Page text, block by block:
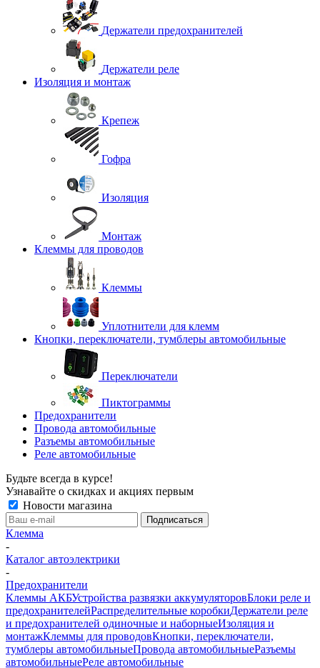
Держатели предохранителей
Держатели реле
Изоляция и монтаж
Крепеж
Гофра
Изоляция
Монтаж
Клеммы для проводов
Клеммы
Уплотнители для клемм
Кнопки, переключатели, тумблеры автомобильные
Переключатели
Пиктограммы
Предохранители
Провода автомобильные
Разъемы автомобильные
Реле автомобильные
Будьте всегда в курсе!
Узнавайте о скидках и акциях первым
Новости магазина
Клемма
-
Каталог автоэлектрики
-
Предохранители
Клеммы АКБУстройства развязки аккумуляторовБлоки реле и
предохранителейРаспределительные коробкиДержатели реле
и предохранителей одиночные и наборныеИзоляция и
монтажКлеммы для проводовКнопки, переключатели,
тумблеры автомобильныеПровода автомобильныеРазъемы
автомобильныеРеле автомобильные